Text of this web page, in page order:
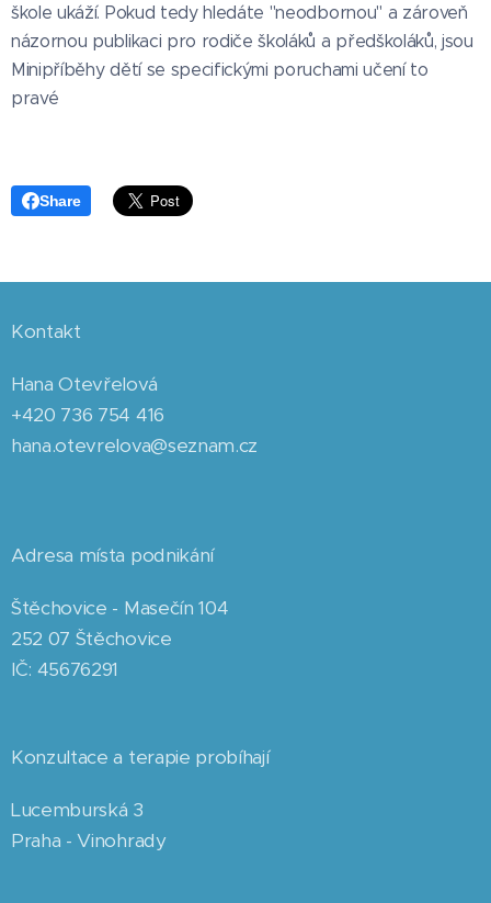
škole ukáží. Pokud tedy hledáte "neodbornou" a zároveň
názornou publikaci pro rodiče školáků a předškoláků, jsou
Minipříběhy dětí se specifickými poruchami učení to
pravé
Share
Kontakt
Hana Otevřelová
+420 736 754 416
hana.otevrelova@seznam.cz
Adresa místa podnikání
Štěchovice - Masečín 104
252 07 Štěchovice
IČ: 45676291
Konzultace a terapie probíhají
Lucemburská 3
Praha - Vinohrady